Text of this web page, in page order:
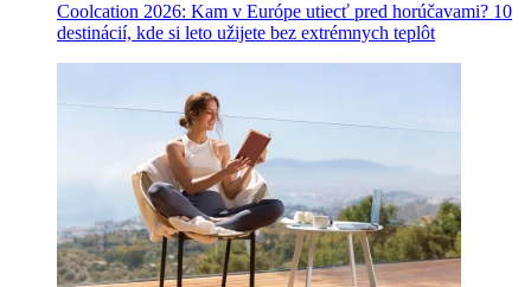
Coolcation 2026: Kam v Európe utiecť pred horúčavami? 10
destinácií, kde si leto užijete bez extrémnych teplôt